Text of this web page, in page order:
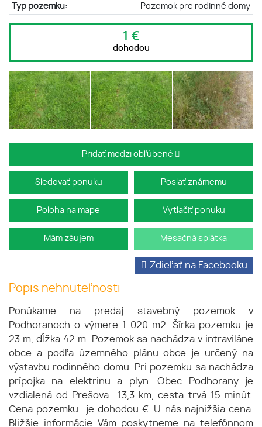
Typ pozemku:
Pozemok pre rodinné domy
1 €
dohodou
Pridať medzi obľúbené
Sledovať ponuku Poslať známemu
Poloha na mape Vytlačiť ponuku
Mám záujem Mesačná splátka
Popis nehnuteľnosti
Zdieľať na Facebooku
Ponúkame na predaj stavebný pozemok v
Podhoranoch o výmere 1 020 m2. Šírka pozemku je
23 m, dĺžka 42 m. Pozemok sa nachádza v intraviláne
obce a podľa územného plánu obce je určený na
výstavbu rodinného domu. Pri pozemku sa nachádza
prípojka na elektrinu a plyn. Obec Podhorany je
vzdialená od Prešova 13,3 km, cesta trvá 15 minút.
Cena pozemku je dohodou €. U nás najnižšia cena.
Bližšie informácie Vám poskytneme na telefónnom